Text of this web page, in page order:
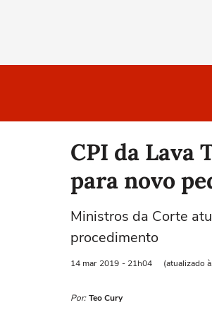
CPI da Lava
para novo
Ministros da Corte
procedimento
14 mar 2019 - 21h04 (atualizado
Por: Teo Cury